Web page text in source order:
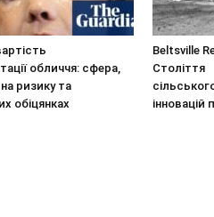
обличчя: сфера,
ризику та
обіцянках
Beltsville
Століття
інновацій